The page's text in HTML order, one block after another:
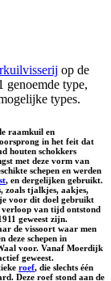
op de
type,
types.
raamkuil en
in het feit dat
houten schokkers
met deze vorm van
schepen en werden
, en dergelijken gebruikt.
zoals tjalkjes, aakjes,
voor dit doel gebruikt
verloop van tijd ontstond
geweest zijn.
de vissoort waar men
deze schepen in
voor. Vanaf Moerdijk
geweest.
roef, die slechts één
Deze roef stond aan de